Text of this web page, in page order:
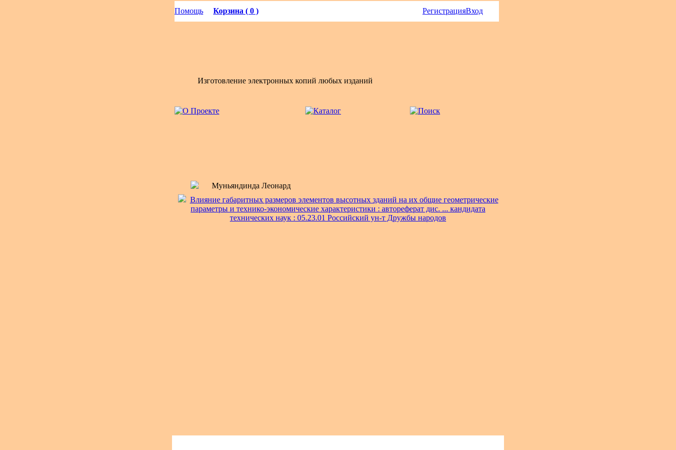
Помощь Корзина ( 0 ) РегистрацияВход
Изготовление электронных копий любых изданий
Муньяндинда Леонард
Влияние габаритных размеров элементов высотных зданий на их общие геометрические
параметры и технико-экономические характеристики : автореферат дис. ... кандидата
технических наук : 05.23.01 Российский ун-т Дружбы народов